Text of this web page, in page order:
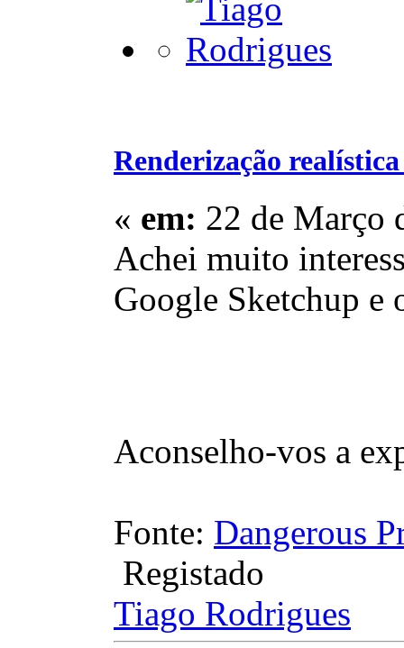
Renderização
« em: 22 de Março
Achei muito
Google Sketchup
Aconselho-vos a
Fonte: Dangerous
Registado
Tiago Rodrigues